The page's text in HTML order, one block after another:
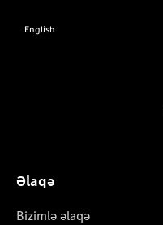
English
Əlaqə
Bizimlə əlaqə